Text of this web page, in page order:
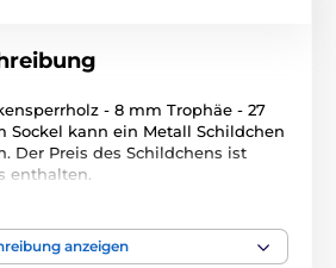
- 8 mm Trophäe - 27
Sockel kann ein Metall Schildchen
Der Preis des Schildchens ist
enthalten.
in Kategorien eingeteilt
anzeigen